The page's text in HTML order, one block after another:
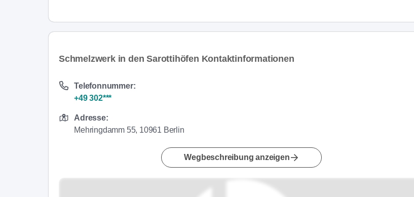
Schmelzwerk in den Sarottihöfen Kontaktinformationen
Telefonnummer:
+49 302***
Adresse:
Mehringdamm 55, 10961 Berlin
Wegbeschreibung anzeigen